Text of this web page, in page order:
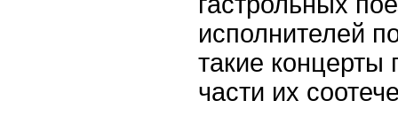
исполнителей
такие
части их